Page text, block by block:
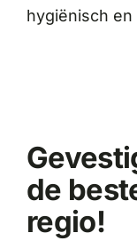
hygiënisch
de
regio!